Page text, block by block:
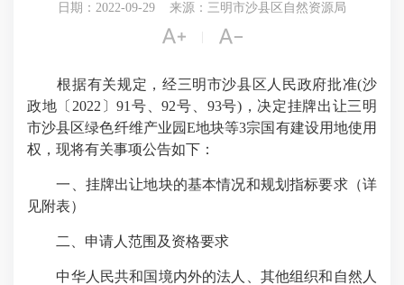
日期：2022-09-29 来源：三明市沙县区自然资源局
 
根据有关规定，经三明市沙县区人民政府批准(沙
政地〔2022〕91号、92号、93号)，决定挂牌出让三明
市沙县区绿色纤维产业园E地块等3宗国有建设用地使用
权，现将有关事项公告如下：
一、挂牌出让地块的基本情况和规划指标要求（详
见附表）
二、申请人范围及资格要求
中华人民共和国境内外的法人、其他组织和自然人